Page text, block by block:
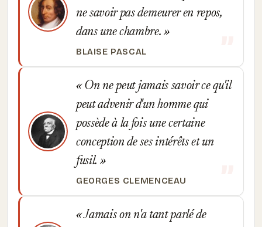
ne savoir pas demeurer en repos,
dans une chambre.
BLAISE PASCAL
On ne peut jamais savoir ce qu'il
peut advenir d'un homme qui
possède à la fois une certaine
conception de ses intérêts et un
fusil.
GEORGES CLEMENCEAU
Jamais on n'a tant parlé de